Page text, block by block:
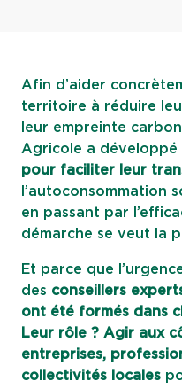
Afin d’aider
territoire à réduire
leur empreinte
Agricole a développé
pour faciliter leur
l’autoconsommation
en passant par
démarche se veut la
Et parce que
des conseillers
ont été formés dans
Leur rôle ? Agir aux
entreprises,
collectivités locales